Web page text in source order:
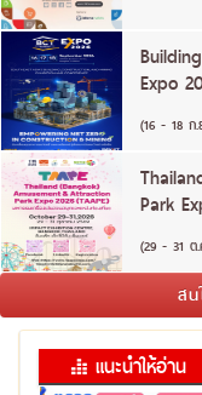
Expo
(16 - 18 ก.
Park
(29 - 31 ต.
สน
แนะนำให้อ่าน